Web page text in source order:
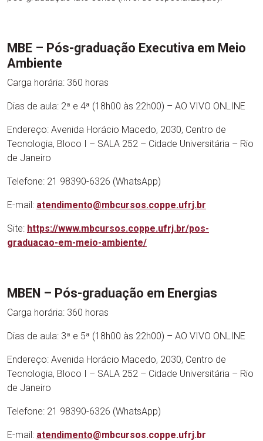
MBE – Pós-graduação Executiva em Meio
Ambiente
Carga horária: 360 horas
Dias de aula: 2ª e 4ª (18h00 às 22h00) – AO VIVO ONLINE
Endereço: Avenida Horácio Macedo, 2030, Centro de
Tecnologia, Bloco I – SALA 252 – Cidade Universitária – Rio
de Janeiro
Telefone: 21 98390-6326 (WhatsApp)
E-mail: atendimento@mbcursos.coppe.ufrj.br
Site: https://www.mbcursos.coppe.ufrj.br/pos-
graduacao-em-meio-ambiente/
MBEN – Pós-graduação em Energias
Carga horária: 360 horas
Dias de aula: 3ª e 5ª (18h00 às 22h00) – AO VIVO ONLINE
Endereço: Avenida Horácio Macedo, 2030, Centro de
Tecnologia, Bloco I – SALA 252 – Cidade Universitária – Rio
de Janeiro
Telefone: 21 98390-6326 (WhatsApp)
E-mail: atendimento@mbcursos.coppe.ufrj.br